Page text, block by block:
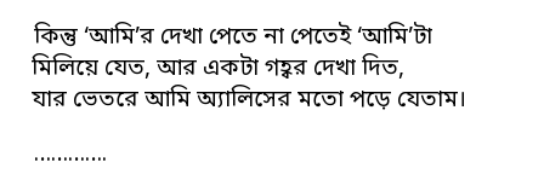
কিন্তু ‘আমি’র দেখা পেতে না পেতেই ‘আমি’টা
মিলিয়ে যেত, আর একটা গহ্বর দেখা দিত,
যার ভেতরে আমি অ্যালিসের মতো পড়ে যেতাম।
………….